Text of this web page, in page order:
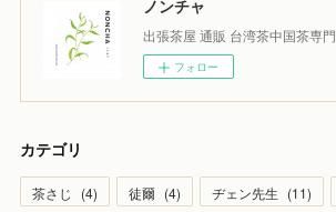
ノンチャ
出張茶屋 通販 台湾茶中国茶専門
フォロー
カテゴリ
茶さじ (4) 徒爾 (4) ヂェン先生 (11)